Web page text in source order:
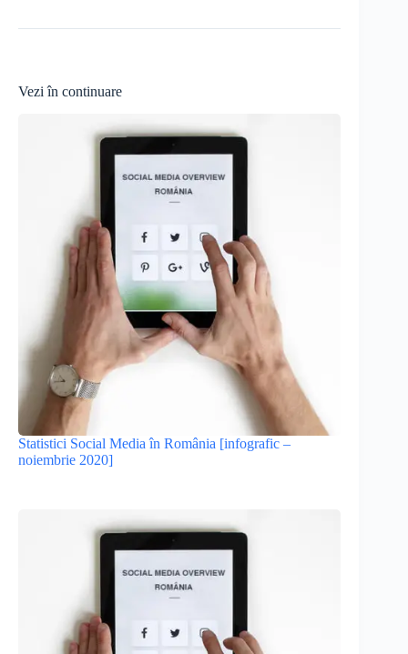
Vezi în continuare
Statistici Social Media în România [infografic –
noiembrie 2020]